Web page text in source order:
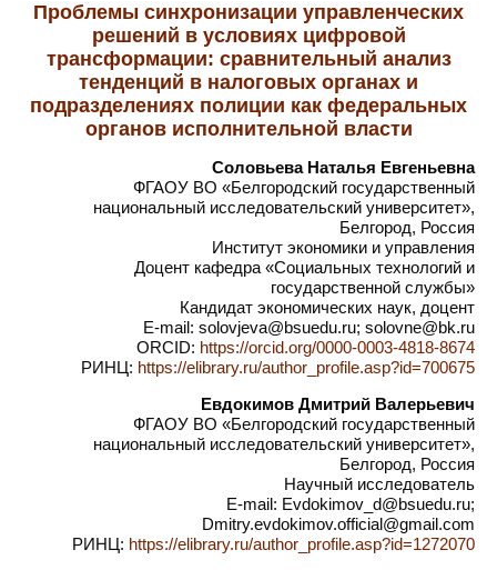
Проблемы синхронизации управленческих
решений в условиях цифровой
трансформации: сравнительный анализ
тенденций в налоговых органах и
подразделениях полиции как федеральных
органов исполнительной власти
Соловьева Наталья Евгеньевна
ФГАОУ ВО «Белгородский государственный
национальный исследовательский университет»,
Белгород, Россия
Институт экономики и управления
Доцент кафедра «Социальных технологий и
государственной службы»
Кандидат экономических наук, доцент
E-mail: solovjeva@bsuedu.ru; solovne@bk.ru
ORCID: https://orcid.org/0000-0003-4818-8674
РИНЦ: https://elibrary.ru/author_profile.asp?id=700675
Евдокимов Дмитрий Валерьевич
ФГАОУ ВО «Белгородский государственный
национальный исследовательский университет»,
Белгород, Россия
Научный исследователь
E-mail: Evdokimov_d@bsuedu.ru;
Dmitry.evdokimov.official@gmail.com
РИНЦ: https://elibrary.ru/author_profile.asp?id=1272070